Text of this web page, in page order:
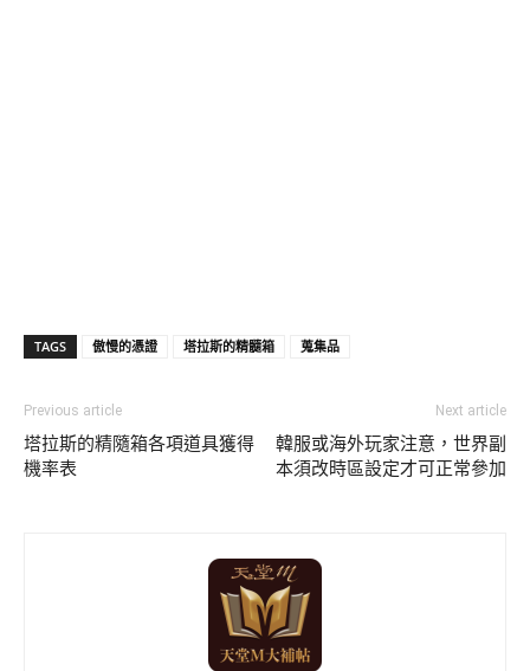
TAGS 傲慢的憑證 塔拉斯的精髓箱 蒐集品
Previous article
塔拉斯的精隨箱各項道具獲得
機率表
Next article
韓服或海外玩家注意，世界副
本須改時區設定才可正常參加